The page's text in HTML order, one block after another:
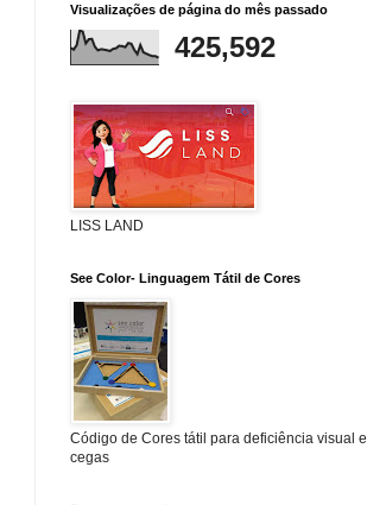
Visualizações de página do mês passado
425,592
LISS LAND
See Color- Linguagem Tátil de Cores
Código de Cores tátil para deficiência visual e
cegas